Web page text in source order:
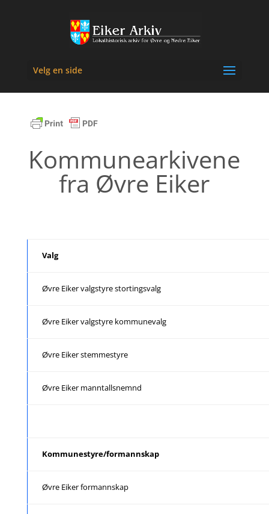
Velg en side
Kommunearkivene
fra Øvre Eiker
Valg
Øvre Eiker valgstyre stortingsvalg
Øvre Eiker valgstyre kommunevalg
Øvre Eiker stemmestyre
Øvre Eiker manntallsnemnd
Kommunestyre/formannskap
Øvre Eiker formannskap